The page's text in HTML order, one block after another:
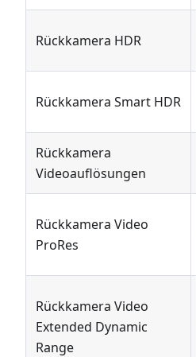
Rückkamera HDR
Rückkamera Smart HDR
Rückkamera
Videoauflösungen
Rückkamera Video
ProRes
Rückkamera Video
Extended Dynamic
Range